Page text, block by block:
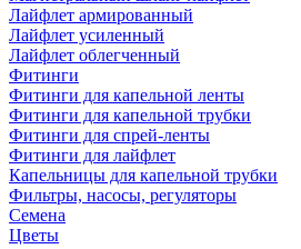
Лайфлет армированный
Лайфлет усиленный
Лайфлет облегченный
Фитинги
Фитинги для капельной ленты
Фитинги для капельной трубки
Фитинги для спрей-ленты
Фитинги для лайфлет
Капельницы для капельной трубки
Фильтры, насосы, регуляторы
Семена
Цветы